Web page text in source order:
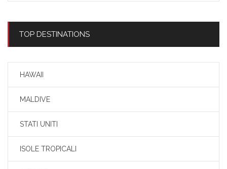
TOP DESTINATIONS
HAWAII
MALDIVE
STATI UNITI
ISOLE TROPICALI